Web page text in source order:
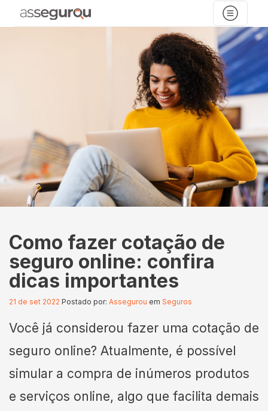
Como fazer cotação de
seguro online: confira
dicas importantes
21 de set 2022 Postado por: Assegurou em Seguros
Você já considerou fazer uma cotação de
seguro online? Atualmente, é possível
simular a compra de inúmeros produtos
e serviços online, algo que facilita demais